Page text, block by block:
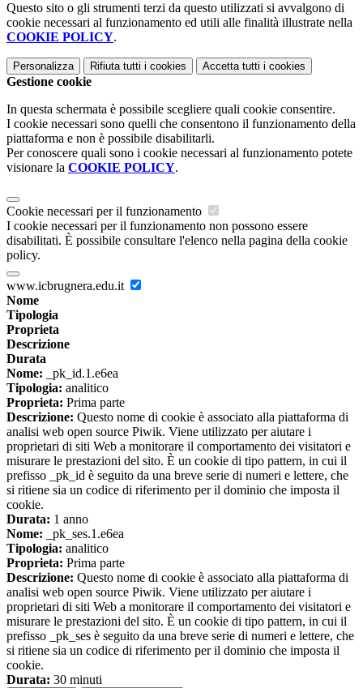
Questo sito o gli strumenti terzi da questo utilizzati si avvalgono di
cookie necessari al funzionamento ed utili alle finalità illustrate nella
COOKIE POLICY.
Personalizza Rifiuta tutti i cookies Accetta tutti i cookies
Gestione cookie
In questa schermata è possibile scegliere quali cookie consentire.
I cookie necessari sono quelli che consentono il funzionamento della
piattaforma e non è possibile disabilitarli.
Per conoscere quali sono i cookie necessari al funzionamento potete
visionare la COOKIE POLICY.
Cookie necessari per il funzionamento
I cookie necessari per il funzionamento non possono essere
disabilitati. È possibile consultare l'elenco nella pagina della cookie
policy.
www.icbrugnera.edu.it
Nome
Tipologia
Proprieta
Descrizione
Durata
Nome: _pk_id.1.e6ea
Tipologia: analitico
Proprieta: Prima parte
Descrizione: Questo nome di cookie è associato alla piattaforma di
analisi web open source Piwik. Viene utilizzato per aiutare i
proprietari di siti Web a monitorare il comportamento dei visitatori e
misurare le prestazioni del sito. È un cookie di tipo pattern, in cui il
prefisso _pk_id è seguito da una breve serie di numeri e lettere, che
si ritiene sia un codice di riferimento per il dominio che imposta il
cookie.
Durata: 1 anno
Nome: _pk_ses.1.e6ea
Tipologia: analitico
Proprieta: Prima parte
Descrizione: Questo nome di cookie è associato alla piattaforma di
analisi web open source Piwik. Viene utilizzato per aiutare i
proprietari di siti Web a monitorare il comportamento dei visitatori e
misurare le prestazioni del sito. È un cookie di tipo pattern, in cui il
prefisso _pk_ses è seguito da una breve serie di numeri e lettere, che
si ritiene sia un codice di riferimento per il dominio che imposta il
cookie.
Durata: 30 minuti